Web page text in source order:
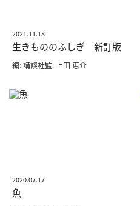
2021.11.18
生きもののふしぎ 新訂版
編: 講談社監: 上田 恵介
2020.07.17
魚